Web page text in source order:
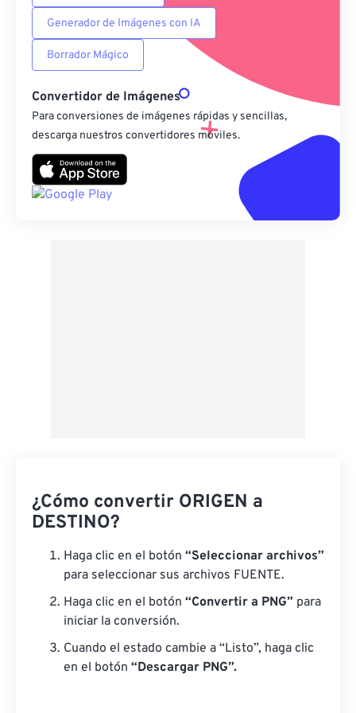
Generador de Imágenes con IA
Borrador Mágico
Convertidor de Imágenes
Para conversiones de imágenes rápidas y sencillas,
descarga nuestros convertidores móviles.
¿Cómo convertir ORIGEN a
DESTINO?
Haga clic en el botón “Seleccionar archivos”
para seleccionar sus archivos FUENTE.
Haga clic en el botón “Convertir a PNG” para
iniciar la conversión.
Cuando el estado cambie a “Listo”, haga clic
en el botón “Descargar PNG”.